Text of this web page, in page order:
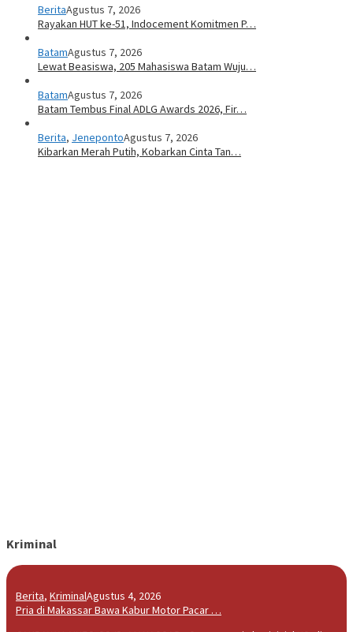
BeritaAgustus 7, 2026
Rayakan HUT ke-51, Indocement Komitmen P…
BatamAgustus 7, 2026
Lewat Beasiswa, 205 Mahasiswa Batam Wuju…
BatamAgustus 7, 2026
Batam Tembus Final ADLG Awards 2026, Fir…
Berita, JenepontoAgustus 7, 2026
Kibarkan Merah Putih, Kobarkan Cinta Tan…
Kriminal
Berita, KriminalAgustus 4, 2026
Pria di Makassar Bawa Kabur Motor Pacar …